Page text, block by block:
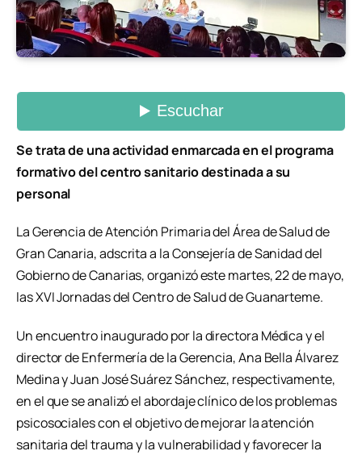
Se trata de una actividad enmarcada en el programa
formativo del centro sanitario destinada a su
personal
La Gerencia de Atención Primaria del Área de Salud de
Gran Canaria, adscrita a la Consejería de Sanidad del
Gobierno de Canarias, organizó este martes, 22 de mayo,
las XVI Jornadas del Centro de Salud de Guanarteme.
Un encuentro inaugurado por la directora Médica y el
director de Enfermería de la Gerencia, Ana Bella Álvarez
Medina y Juan José Suárez Sánchez, respectivamente,
en el que se analizó el abordaje clínico de los problemas
psicosociales con el objetivo de mejorar la atención
sanitaria del trauma y la vulnerabilidad y favorecer la